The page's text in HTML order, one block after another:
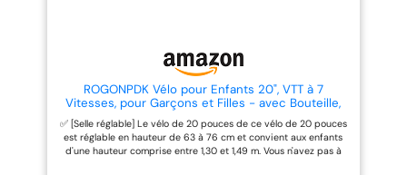
vitesse peut être sélectionné
librement, adapté aux cyclistes
de tous âges et niveaux
d'expérience 【Portable et
pratique】Cette e-bike pliante
pour les adolescents et les
adultes mesure 755x520x625mm
et pèse 24,5kg, est dotée d'un
et en extérieur. Pneus Gonflables
Les pneus pneumatiques de 26
pouces assurent une bonne
efficace des chocs sur l’asphalte,
le gravier et les sentiers légers.
Le porte-bidon intégré permet
ROGONPDK Vélo pour Enfants 20", VTT à 7
Vitesses, pour Garçons et Filles - avec Bouteille,
Housse, Clochette, Vélo en Acier au Carbone -
Capacité : 85 kg, Kids Bike, VTT Enfants
✅ [Selle réglable] Le vélo de 20 pouces de ce vélo de 20 pouces
est réglable en hauteur de 63 à 76 cm et convient aux enfants
d'une hauteur comprise entre 1,30 et 1,49 m. Vous n'avez pas à